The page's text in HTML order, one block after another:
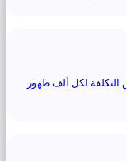
لكل ألف ظهور